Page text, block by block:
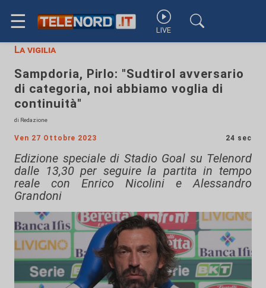
☰ LIVE
La vigilia
Sampdoria, Pirlo: "Sudtirol avversario
di categoria, noi abbiamo voglia di
continuità"
di Redazione
Ven 27 Ottobre 2023 24 sec
Edizione speciale di Stadio Goal su Telenord
dalle 13,30 per seguire la partita in tempo
reale con Enrico Nicolini e Alessandro
Grandoni